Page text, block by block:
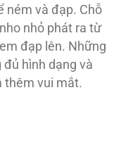
ném và đạp. Chỗ
nhỏ phát ra từ
đạp lên. Những
đủ hình dạng và
thêm vui mắt.